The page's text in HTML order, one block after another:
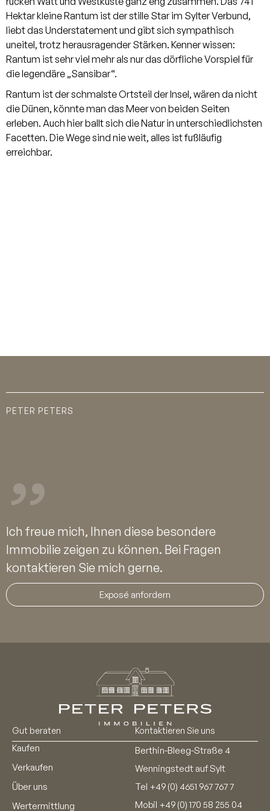
Hektar kleine Rantum ist der stille Star im Sylter Verbund,
liebt das Understatement und gibt sich sympathisch
uneitel, trotz herausragender Stärken. Kenner wissen:
Rantum ist sehr viel mehr als nur das dörfliche Vorspiel für
die legendäre „Sansibar“.
Rantum ist der schmalste Ortsteil der Insel, wären da nicht
die Dünen, könnte man das Meer von beiden Seiten
erleben. Auch hier ballt sich die Natur in unterschiedlichsten
Facetten. Die Wege sind nie weit, alles ist fußläufig
erreichbar.
PETER PETERS
Ich freue mich, Ihnen diese besondere
Immobilie zeigen zu können. Bei Fragen
kontaktieren Sie mich gerne.
Exposé anfordern
Gut beraten
Kaufen
Verkaufen
Über uns
Wertermittlung
Kontaktieren Sie uns
Berthin-Bleeg-Straße 4
Wenningstedt auf Sylt
Tel +49 (0) 4651 967 767 7
Mobil +49 (0) 170 58 255 04